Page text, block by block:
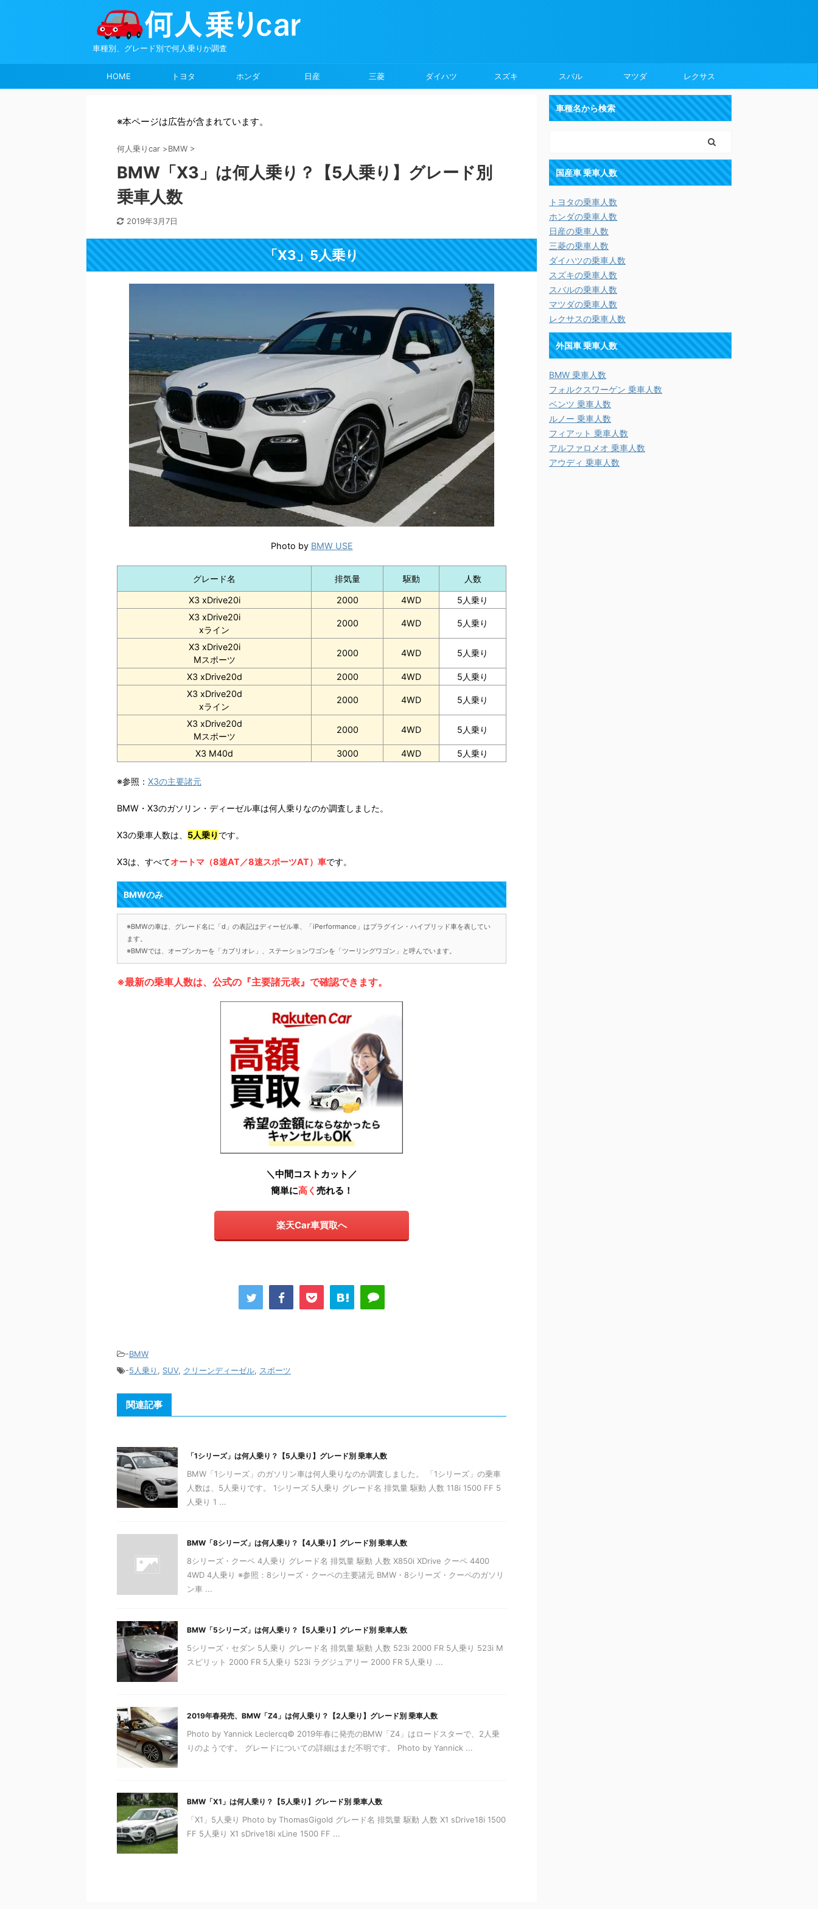
車種別、グレード別で何人乗りか調査
HOME トヨタ ホンダ 日産 三菱 ダイハツ スズキ スバル マツダ レクサス
※本ページは広告が含まれています。
何人乗りcar >BMW >
BMW「X3」は何人乗り？【5人乗り】グレード別
乗車人数
2019年3月7日
「X3」5人乗り
Photo by BMW USE
グレード名 排気量 駆動 人数
X3 xDrive20i 2000 4WD
5人乗り
X3 xDrive20i
xライン
2000 4WD 5人乗り
X3 xDrive20i
Mスポーツ
2000 4WD 5人乗り
X3 xDrive20d 2000 4WD
5人乗り
X3 xDrive20d
xライン
2000 4WD 5人乗り
X3 xDrive20d
Mスポーツ
2000 4WD 5人乗り
X3 M40d 3000 4WD 5人乗り
※参照： X3の主要諸元
BMW・X3のガソリン・ディーゼル車は何人乗りなのか調査しました。
X3の乗車人数は、 5人乗り です。
X3は、すべてオートマ（8速AT／8速スポーツAT）車です。
BMWのみ
※BMWの車は、グレード名に「d」の表記はディーゼル車、「iPerformance」はプラグイン・ハイブリッド車を表してい
ます。
※BMWでは、オープンカーを「カブリオレ」、ステーションワゴンを「ツーリングワゴン」と呼んでいます。
※最新の乗車人数は、公式の『主要諸元表』で確認できます。
＼中間コストカット／
簡単に高く 売れる！
楽天Car車買取へ
-BMW
-5人乗り , SUV, クリーンディーゼル, スポーツ
関連記事
「1シリーズ」は何人乗り？【5人乗り】グレード別 乗車人数
BMW「1シリーズ」のガソリン車は何人乗りなのか調査しました。 「1シリーズ」の乗車
人数は、5人乗りです。 1シリーズ 5人乗り グレード名 排気量 駆動 人数 118i 1500 FF 5
人乗り 1 ...
BMW「8シリーズ」は何人乗り？【4人乗り】グレード別 乗車人数
8シリーズ・クーペ 4人乗り グレード名 排気量 駆動 人数 X850i XDrive クーペ 4400
4WD 4人乗り ※参照：8シリーズ・クーペの主要諸元 BMW・8シリーズ・クーペのガソリ
ン車 ...
BMW「5シリーズ」は何人乗り？【5人乗り】グレード別 乗車人数
5シリーズ・セダン 5人乗り グレード名 排気量 駆動 人数 523i 2000 FR 5人乗り 523i M
スピリット 2000 FR 5人乗り 523i ラグジュアリー 2000 FR 5人乗り ...
2019年春発売、BMW「Z4」は何人乗り？【2人乗り】グレード別 乗車人数
Photo by Yannick Leclercq© 2019年春に発売のBMW「Z4」はロードスターで、2人乗
りのようです。 グレードについての詳細はまだ不明です。 Photo by Yannick ...
BMW「X1」は何人乗り？【5人乗り】グレード別 乗車人数
「X1」5人乗り Photo by ThomasGigold グレード名 排気量 駆動 人数 X1 sDrive18i 1500
FF 5人乗り X1 sDrive18i xLine 1500 FF ...
車種名から検索
国産車 乗車人数
トヨタの乗車人数
ホンダの乗車人数
日産の乗車人数
三菱の乗車人数
ダイハツの乗車人数
スズキの乗車人数
スバルの乗車人数
マツダの乗車人数
レクサスの乗車人数
外国車 乗車人数
BMW 乗車人数
フォルクスワーゲン 乗車人数
ベンツ 乗車人数
ルノー 乗車人数
フィアット 乗車人数
アルファロメオ 乗車人数
アウディ 乗車人数